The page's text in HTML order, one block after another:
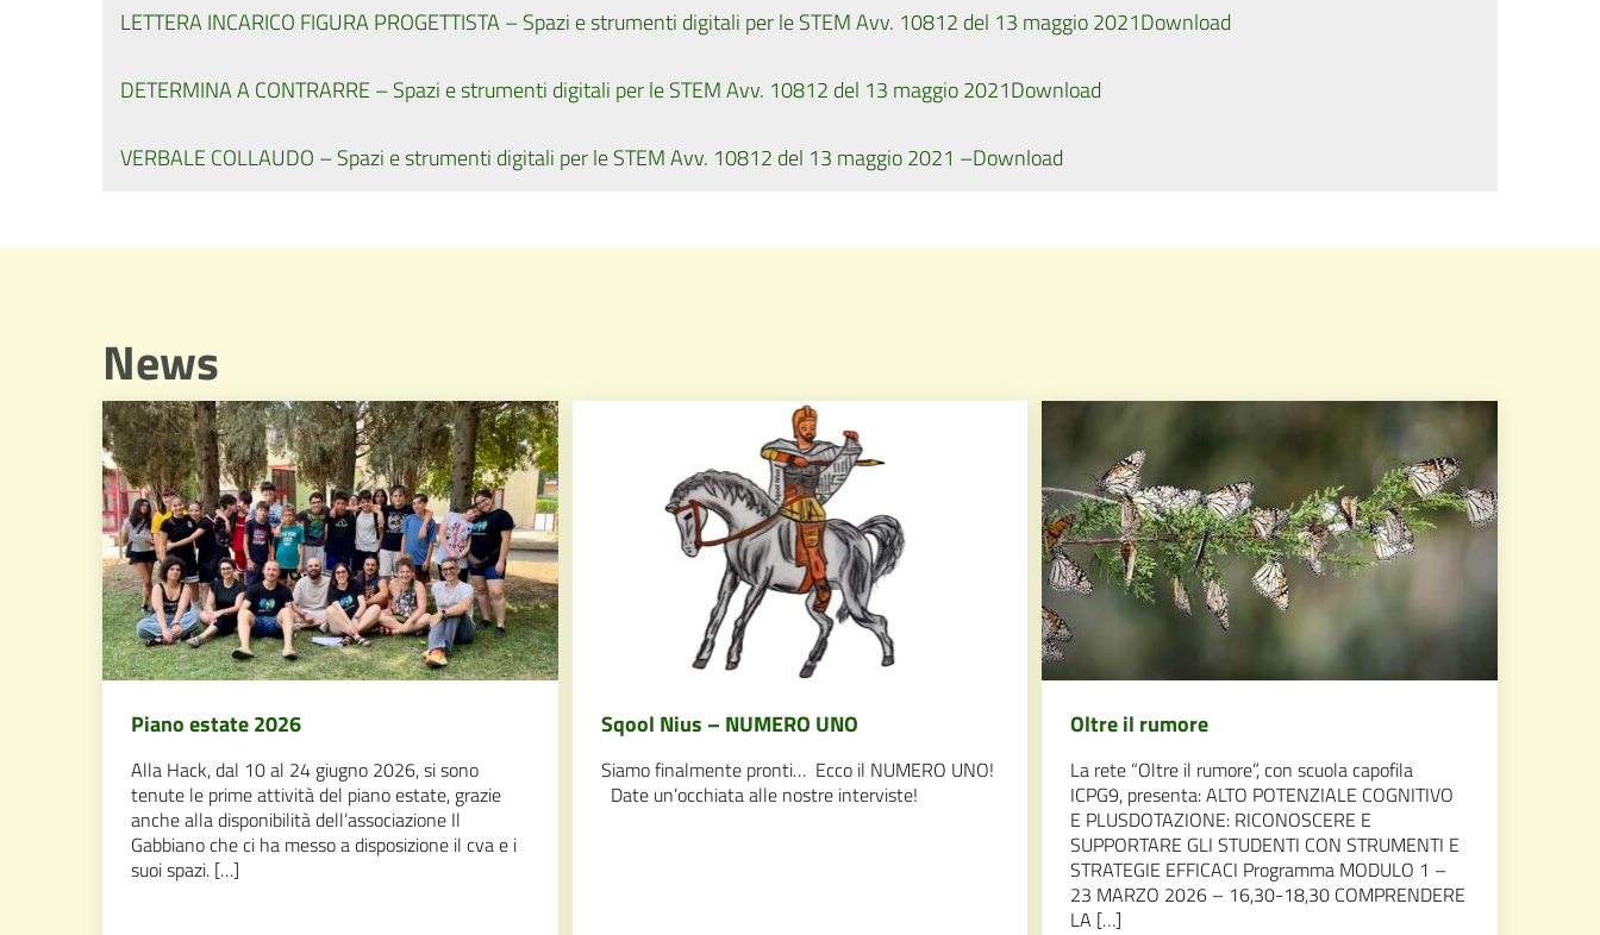
LETTERA INCARICO FIGURA PROGETTISTA – Spazi e strumenti digitali per le STEM Avv. 10812 del 13 maggio 2021Download
DETERMINA A CONTRARRE – Spazi e strumenti digitali per le STEM Avv. 10812 del 13 maggio 2021Download
VERBALE COLLAUDO – Spazi e strumenti digitali per le STEM Avv. 10812 del 13 maggio 2021 –Download
News
Piano estate 2026
Alla Hack, dal 10 al 24 giugno 2026, si sono
tenute le prime attività del piano estate, grazie
anche alla disponibilità dell’associazione Il
Gabbiano che ci ha messo a disposizione il cva e i
suoi spazi. […]
Sqool Nius – NUMERO UNO
Siamo finalmente pronti… Ecco il NUMERO UNO!
Date un’occhiata alle nostre interviste!
Oltre il rumore
La rete “Oltre il rumore”, con scuola capofila
ICPG9, presenta: ALTO POTENZIALE COGNITIVO
E PLUSDOTAZIONE: RICONOSCERE E
SUPPORTARE GLI STUDENTI CON STRUMENTI E
STRATEGIE EFFICACI Programma MODULO 1 –
23 MARZO 2026 – 16,30-18,30 COMPRENDERE
LA […]